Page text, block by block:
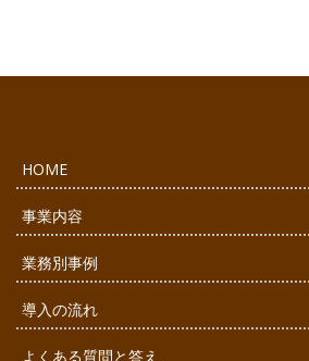
HOME
事業内容
業務別事例
導入の流れ
よくある質問と答え